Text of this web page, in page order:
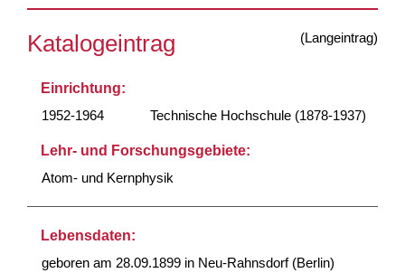
(Langeintrag)
Katalogeintrag
Einrichtung:
1952-1964
Technische Hochschule (1878-1937)
Lehr- und Forschungsgebiete:
Atom- und Kernphysik
Lebensdaten:
geboren am 28.09.1899 in Neu-Rahnsdorf (Berlin)